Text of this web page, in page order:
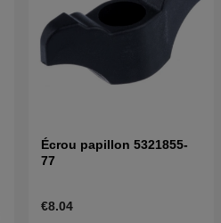
Écrou papillon 5321855-
77
€8.04